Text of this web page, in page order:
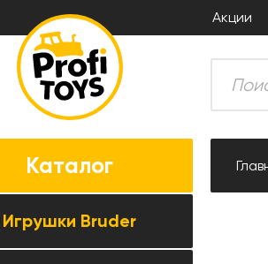
Акции
Каталог
Игрушки Bruder